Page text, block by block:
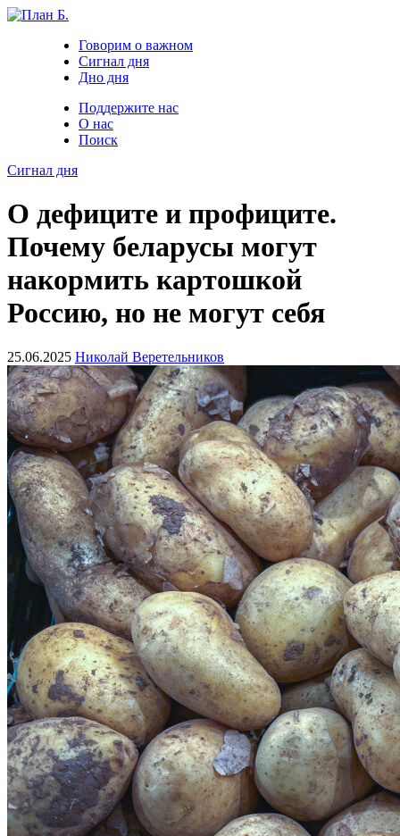
Говорим о важном
Сигнал дня
Дно дня
Поддержите нас
О нас
Поиск
Сигнал дня
О дефиците и профиците.
Почему беларусы могут
накормить картошкой
Россию, но не могут себя
25.06.2025 Николай Веретельников